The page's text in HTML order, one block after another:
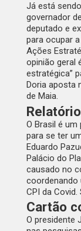
Já está
governador
deputado e
para ocupar
Ações
opinião geral
estratégica”
Doria aposta
de Maia.
O Brasil é
para se ter
Eduardo
Palácio do
causado no
coordenando
CPI da
Cartão
O presidente